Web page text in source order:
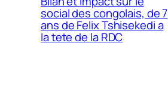
social des congolais, de 7
ans de Felix Tshisekedi a
la tete de la RDC